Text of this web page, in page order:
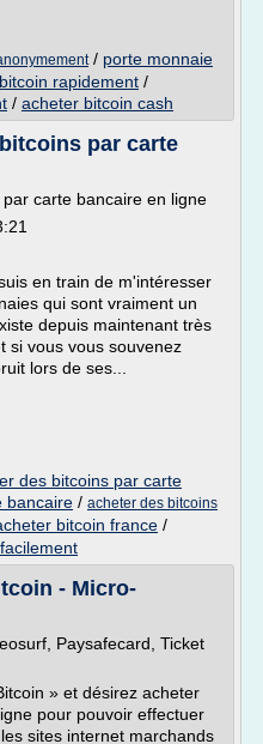
/ porte monnaie
rapidement /
/ acheter bitcoin cash
par carte
carte bancaire en ligne
en train de m'intéresser
qui sont vraiment un
depuis maintenant très
si vous vous souvenez
lors de ses...
des bitcoins par carte
bancaire / acheter des bitcoins
bitcoin france /
- Micro-
Paysafecard, Ticket
» et désirez acheter
pour pouvoir effectuer
sites internet marchands